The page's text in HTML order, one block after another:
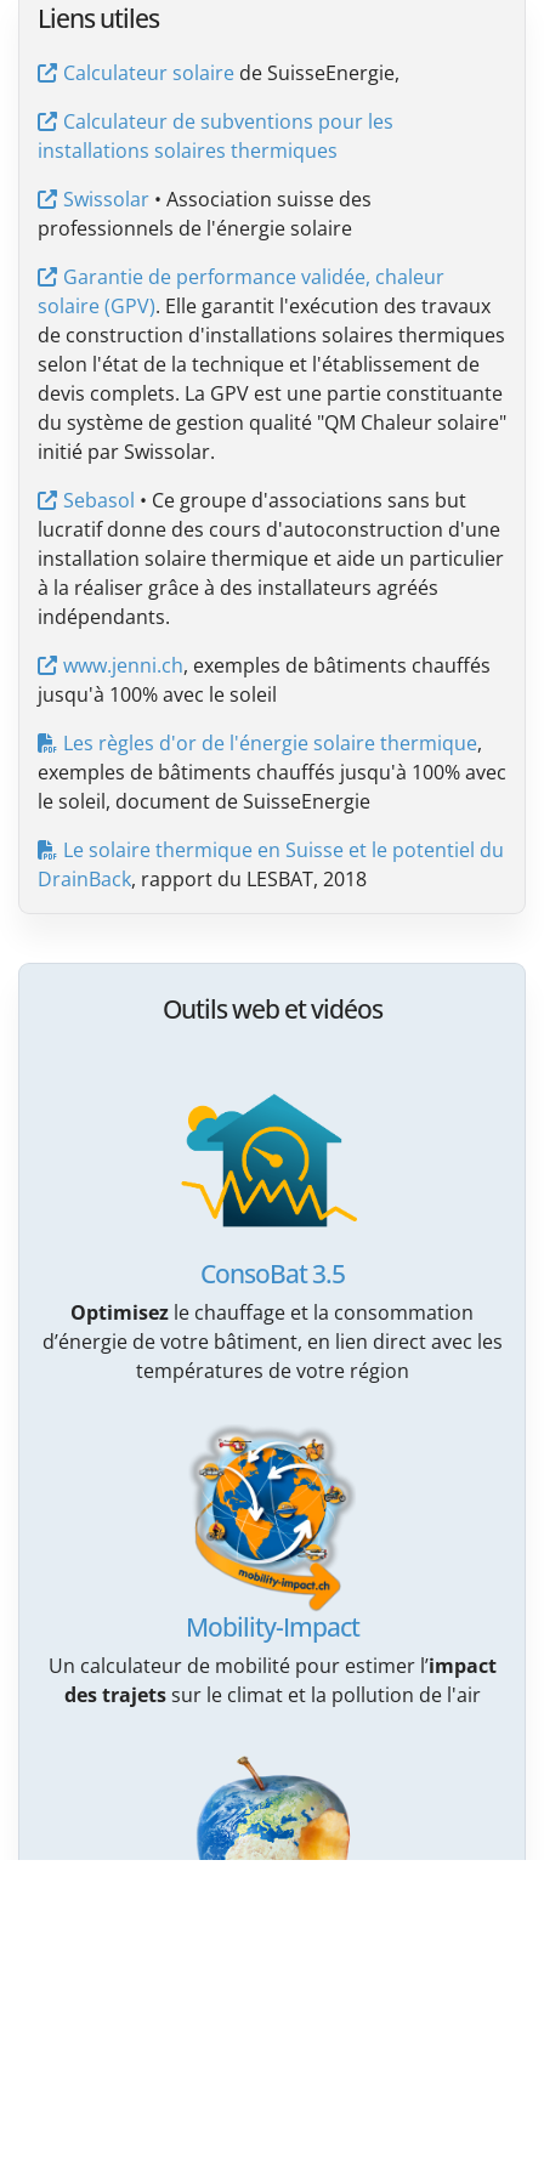
Liens utiles
Calculateur solairede SuisseEnergie,
Calculateur de subventions pour les
installations solaires thermiques
Swissolar• Association suisse des
professionnels de l'énergie solaire
Garantie de performance validée, chaleur
solaire (GPV). Elle garantit l'exécution des travaux
de construction d'installations solaires thermiques
selon l'état de la technique et l'établissement de
devis complets. La GPV est une partie constituante
du système de gestion qualité "QM Chaleur solaire"
initié par Swissolar.
Sebasol • Ce groupe d'associations sans but
lucratif donne des cours d'autoconstruction d'une
installation solaire thermique et aide un particulier
à la réaliser grâce à des installateurs agréés
indépendants.
www.jenni.ch, exemples de bâtiments chauffés
jusqu'à 100% avec le soleil
Les règles d'or de l'énergie solaire thermique,
exemples de bâtiments chauffés jusqu'à 100% avec
le soleil, document de SuisseEnergie
Le solaire thermique en Suisse et le potentiel du
DrainBack, rapport du LESBAT, 2018
Outils web et vidéos
ConsoBat 3.5
Optimisez le chauffage et la consommation
d’énergie de votre bâtiment, en lien direct avec les
températures de votre région
Mobility-Impact
Un calculateur de mobilité pour estimer l’impact
des trajetssur le climat et la pollution de l'air